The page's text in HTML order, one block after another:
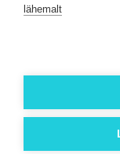
lähemalt